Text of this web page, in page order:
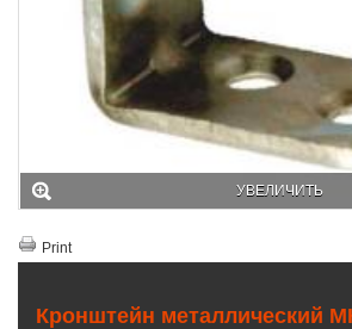
УВЕЛИЧИТЬ
Print
Кронштейн металлический